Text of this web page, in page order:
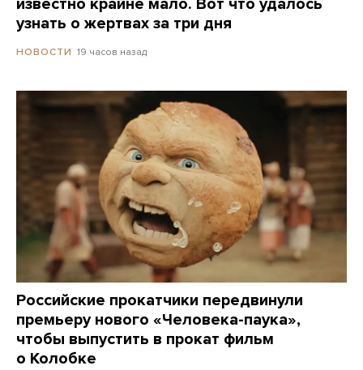
известно крайне мало. Вот что удалось
узнать о жертвах за три дня
НОВОСТИ 19 часов назад
Российские прокатчики передвинули
премьеру нового «Человека-паука»,
чтобы выпустить в прокат фильм
о Колобке